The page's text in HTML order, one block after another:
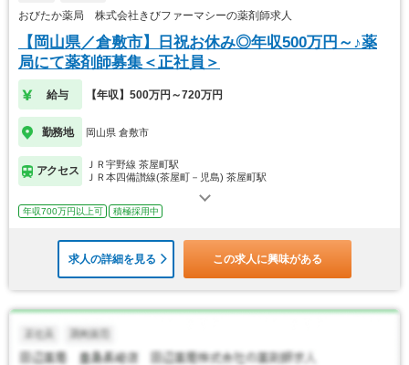
おびたか薬局 株式会社きびファーマシーの薬剤師求人
【岡山県／倉敷市】日祝お休み◎年収500万円～♪薬
局にて薬剤師募集＜正社員＞
給与 【年収】500万円～720万円
勤務地 岡山県 倉敷市
アクセス
ＪＲ宇野線 茶屋町駅
ＪＲ本四備讃線(茶屋町－児島) 茶屋町駅
年収700万円以上可 積極採用中
求人の詳細を見る この求人に興味がある